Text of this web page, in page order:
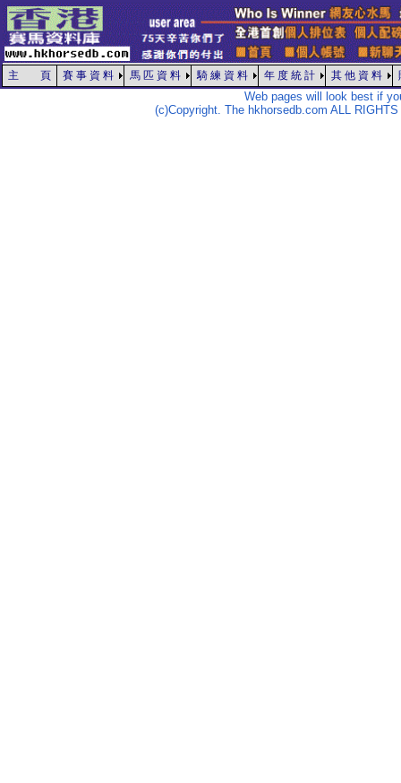
主 頁 賽 事 資 料 馬 匹 資 料 騎 練 資 料 年 度 統 計 其 他 資 料
Web pages will look best if
(c)Copyright. The hkhorsedb.com ALL